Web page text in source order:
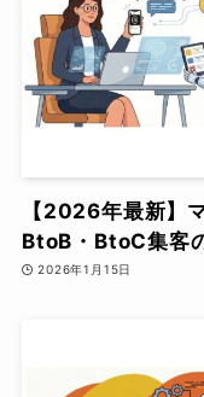
【2026年最新】
BtoB・BtoC集客
2026年1月15日